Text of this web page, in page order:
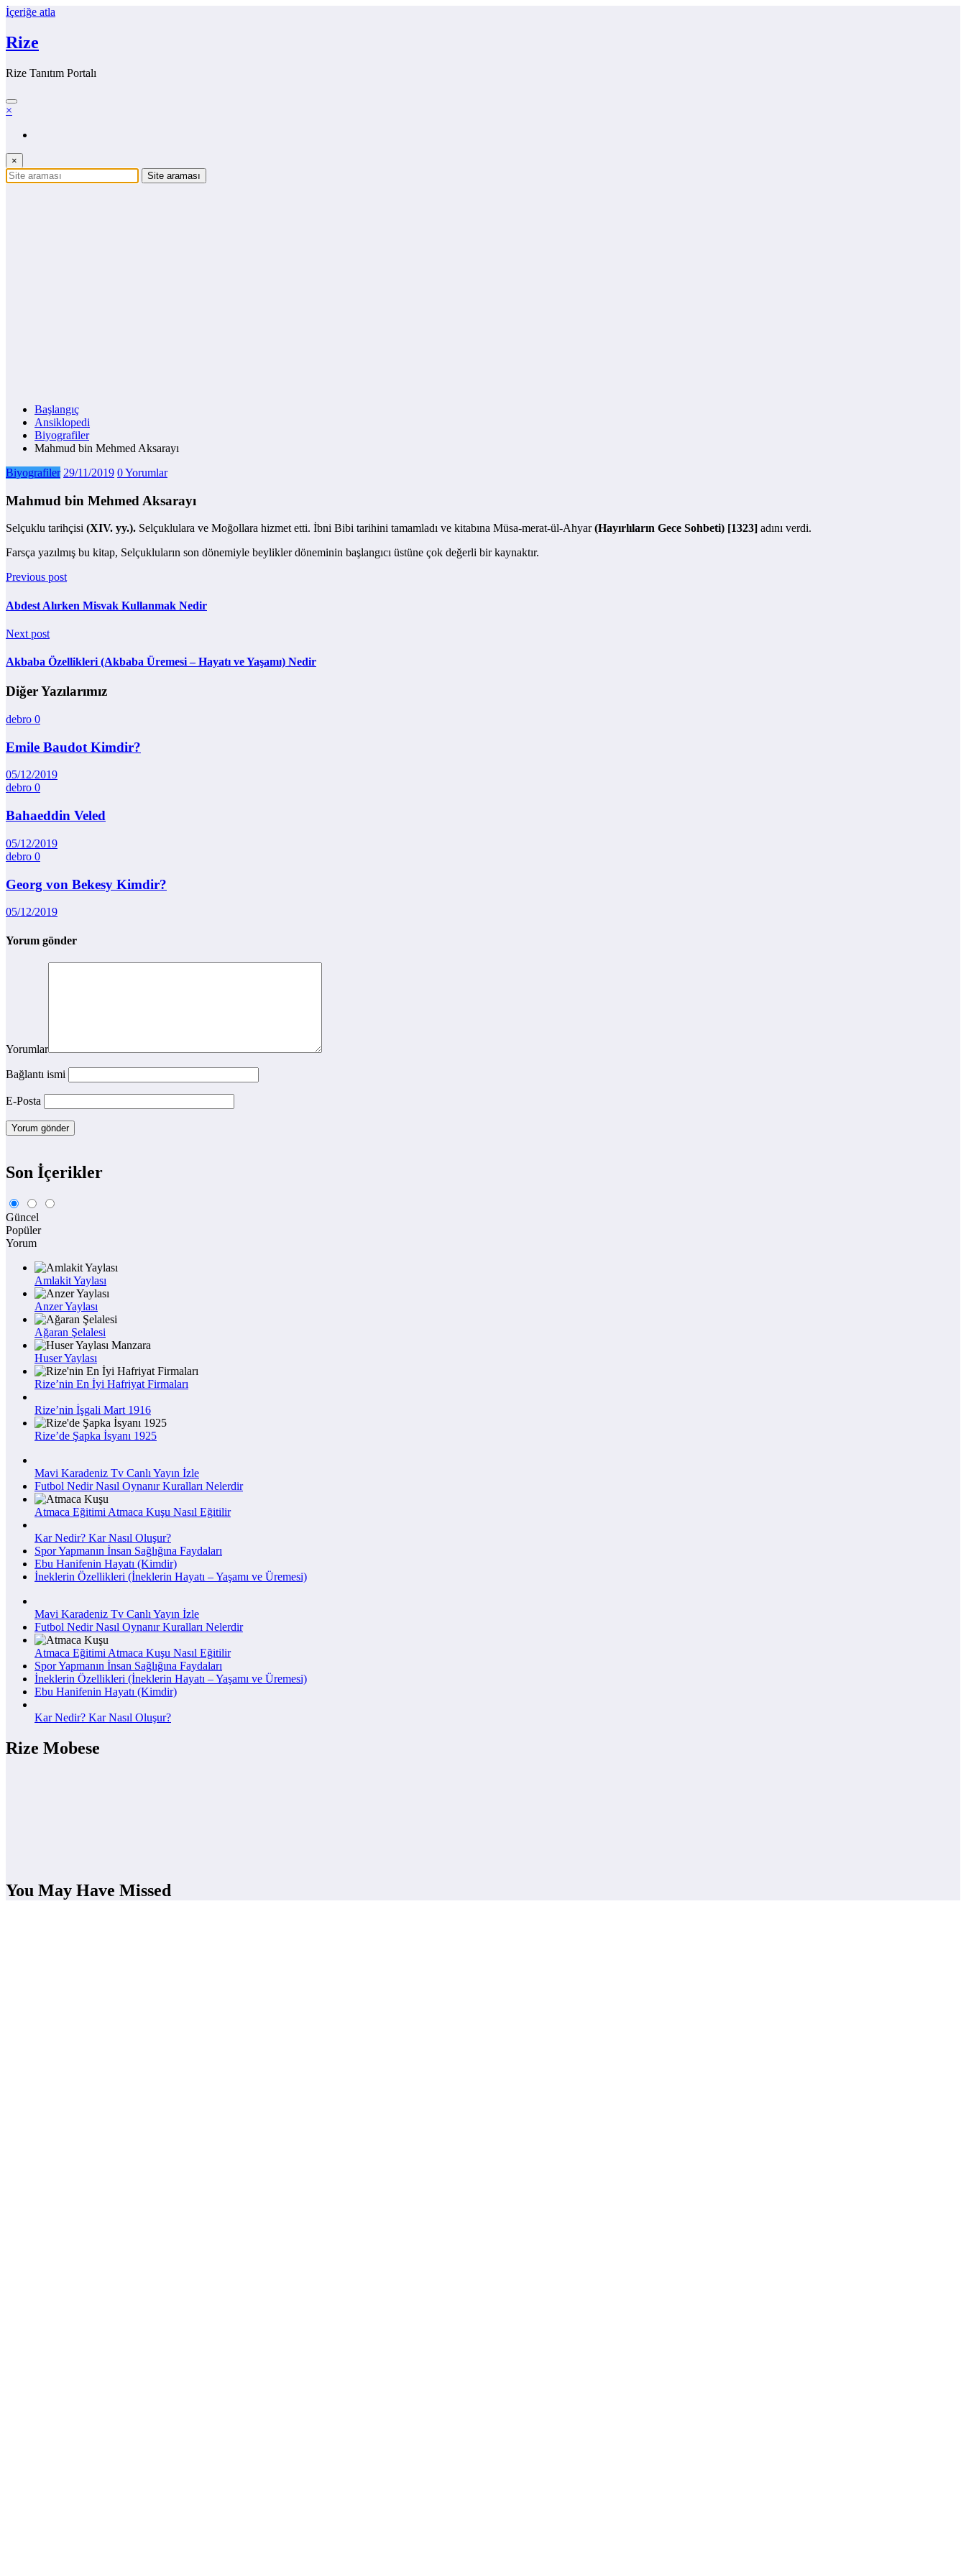
İçeriğe atla
Rize
Rize Tanıtım Portalı
×
×
Başlangıç
Ansiklopedi
Biyografiler
Mahmud bin Mehmed Aksarayı
Biyografiler 29/11/2019 0 Yorumlar
Mahmud bin Mehmed Aksarayı
Selçuklu tarihçisi (XIV. yy.). Selçuklulara ve Moğollara hizmet etti. İbni Bibi tarihini tamamladı ve kitabına Müsa-merat-ül-Ahyar(Hayırlıların Gece Sohbeti) [1323] adını verdi.
Farsça yazılmış bu kitap, Selçukluların son dönemiyle beylikler döneminin başlangıcı üstüne çok değerli bir kaynaktır.
Previous post
Abdest Alırken Misvak Kullanmak Nedir
Next post
Akbaba Özellikleri (Akbaba Üremesi – Hayatı ve Yaşamı) Nedir
Diğer Yazılarımız
debro 0
Emile Baudot Kimdir?
05/12/2019
debro 0
Bahaeddin Veled
05/12/2019
debro 0
Georg von Bekesy Kimdir?
05/12/2019
Yorum gönder
Yorumlar
Bağlantı ismi
E-Posta
Son İçerikler
Güncel
Popüler
Yorum
Amlakit Yaylası
Anzer Yaylası
Ağaran Şelalesi
Huser Yaylası
Rize’nin En İyi Hafriyat Firmaları
Rize’nin İşgali Mart 1916
Rize’de Şapka İsyanı 1925
Mavi Karadeniz Tv Canlı Yayın İzle
Futbol Nedir Nasıl Oynanır Kuralları Nelerdir
Atmaca Eğitimi Atmaca Kuşu Nasıl Eğitilir
Kar Nedir? Kar Nasıl Oluşur?
Spor Yapmanın İnsan Sağlığına Faydaları
Ebu Hanifenin Hayatı (Kimdir)
İneklerin Özellikleri (İneklerin Hayatı – Yaşamı ve Üremesi)
Mavi Karadeniz Tv Canlı Yayın İzle
Futbol Nedir Nasıl Oynanır Kuralları Nelerdir
Atmaca Eğitimi Atmaca Kuşu Nasıl Eğitilir
Spor Yapmanın İnsan Sağlığına Faydaları
İneklerin Özellikleri (İneklerin Hayatı – Yaşamı ve Üremesi)
Ebu Hanifenin Hayatı (Kimdir)
Kar Nedir? Kar Nasıl Oluşur?
Rize Mobese
You May Have Missed